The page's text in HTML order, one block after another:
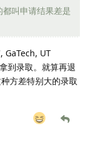
叫申请结果差是
GaTech, UT
到录取。就算再退
方差特别大的录取